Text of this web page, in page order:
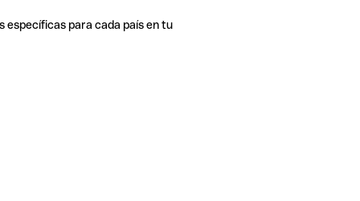
específicas para cada país en tu